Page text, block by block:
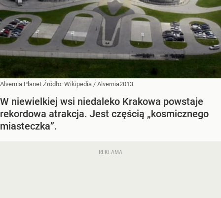
Alvernia Planet Źródło: Wikipedia / Alvernia2013
W niewielkiej wsi niedaleko Krakowa powstaje
rekordowa atrakcja. Jest częścią „kosmicznego
miasteczka”.